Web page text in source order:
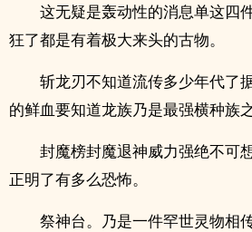
这无疑是轰动性的消息单这四
狂了都是有着极大来头的古物。
斩龙刃不知道流传多少年代了
的鲜血要知道龙族乃是最强横种族之
封魔榜封魔退神威力强绝不可
正明了有多么恐怖。
祭神台。乃是一件罕世灵物相